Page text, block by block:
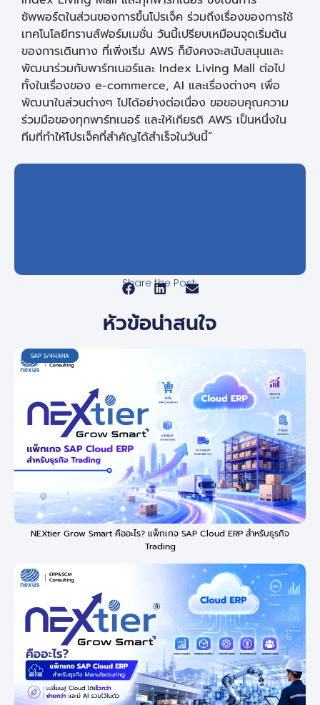
ซัพพอร์ตในส่วนของการขึ้นโปรเจ็ค ร่วมถึงเรื่องของการใช้
เทคโนโลยีทรานส์ฟอร์มเมชั่น วันนี้เปรียบเหมือนจุดเริ่มต้น
ของการเดินทาง ที่เพิ่งเริ่ม AWS ก็ยังคงจะสนับสนุนและ
พัฒนาร่วมกับพาร์ทเนอร์และ Index Living Mall ต่อไป
ทั้งในเรื่องของ e-commerce, AI และเรื่องต่างๆ เพื่อ
พัฒนาในส่วนต่างๆ ไปได้อย่างต่อเนื่อง ขอขอบคุณความ
ร่วมมือของทุกพาร์ทเนอร์ และให้เกียรติ AWS เป็นหนึ่งใน
ทีมที่ทำให้โปรเจ็คที่สำคัญได้สำเร็จในวันนี้”
Share the Post:
หัวข้อน่าสนใจ
SAP S/4HANA
NEXtier Grow Smart คืออะไร? แพ็กเกจ SAP Cloud ERP สำหรับธุรกิจ
Trading
SAP S/4HANA
SAP S/4HANA